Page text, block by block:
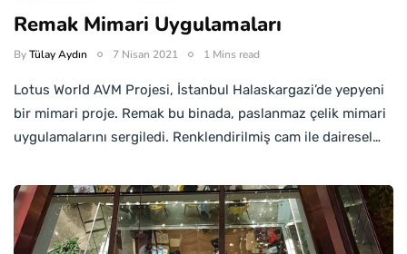
Remak Mimari Uygulamaları
ByTülay Aydın 7 Nisan 2021 1 Mins read
Lotus World AVM Projesi, İstanbul Halaskargazi’de yepyeni
bir mimari proje. Remak bu binada, paslanmaz çelik mimari
uygulamalarını sergiledi. Renklendirilmiş cam ile dairesel…